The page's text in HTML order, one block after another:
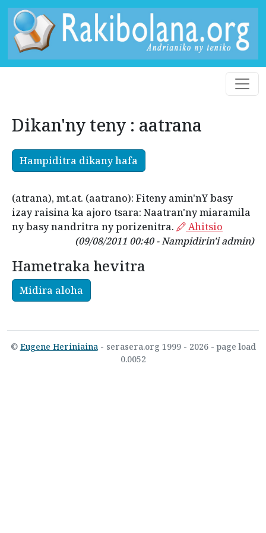
Dikan'ny teny : aatrana
Hampiditra dikany hafa
(atrana), mt.at. (aatrano): Fiteny amin'nY basy
izay raisina ka ajoro tsara: Naatran'ny miaramila
ny basy nandritra ny porizenitra.
Ahitsio
(09/08/2011 00:40 - Nampidirin'i admin)
Hametraka hevitra
Midira aloha
© Eugene Heriniaina- serasera.org 1999 - 2026 - page load
0.0052